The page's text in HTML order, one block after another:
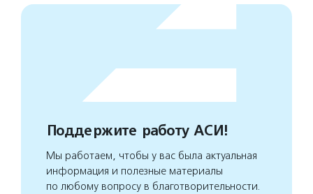
Поддержите работу АСИ!
Мы работаем, чтобы у вас была актуальная
информация и полезные материалы
по любому вопросу в благотворительности.